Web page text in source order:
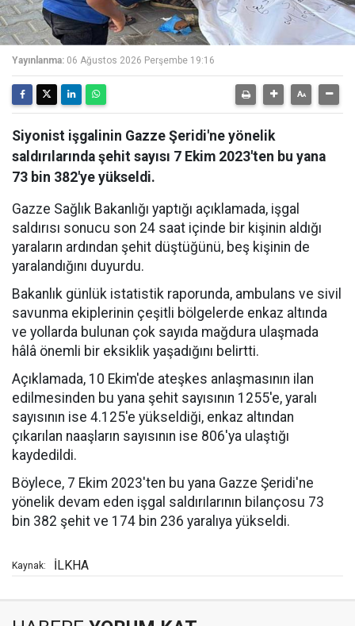
Yayınlanma: 06 Ağustos 2026 Perşembe 19:16
Siyonist işgalinin Gazze Şeridi'ne yönelik
saldırılarında şehit sayısı 7 Ekim 2023'ten bu yana
73 bin 382'ye yükseldi.
Gazze Sağlık Bakanlığı yaptığı açıklamada, işgal
saldırısı sonucu son 24 saat içinde bir kişinin aldığı
yaraların ardından şehit düştüğünü, beş kişinin de
yaralandığını duyurdu.
Bakanlık günlük istatistik raporunda, ambulans ve sivil
savunma ekiplerinin çeşitli bölgelerde enkaz altında
ve yollarda bulunan çok sayıda mağdura ulaşmada
hâlâ önemli bir eksiklik yaşadığını belirtti.
Açıklamada, 10 Ekim'de ateşkes anlaşmasının ilan
edilmesinden bu yana şehit sayısının 1255'e, yaralı
sayısının ise 4.125'e yükseldiği, enkaz altından
çıkarılan naaşların sayısının ise 806'ya ulaştığı
kaydedildi.
Böylece, 7 Ekim 2023'ten bu yana Gazze Şeridi'ne
yönelik devam eden işgal saldırılarının bilançosu 73
bin 382 şehit ve 174 bin 236 yaralıya yükseldi.
Kaynak: İLKHA